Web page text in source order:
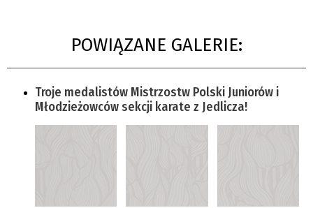
POWIĄZANE GALERIE:
Troje medalistów Mistrzostw Polski Juniorów i
Młodzieżowców sekcji karate z Jedlicza!